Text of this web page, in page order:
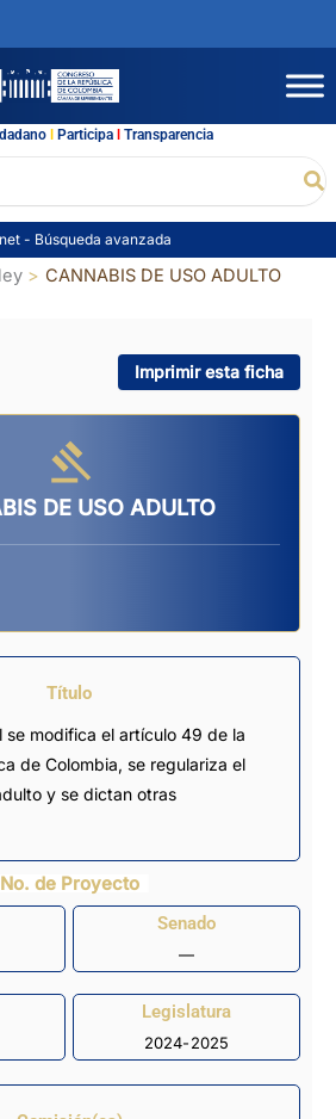
l Participal Transparencia
- Búsqueda avanzada
CANNABIS DE USO ADULTO
Imprimir esta ficha
DE USO ADULTO
Título
se modifica el artículo 49 de la
de Colombia, se regulariza el
y se dictan otras
No. de Proyecto
Senado
—
Legislatura
2024-2025